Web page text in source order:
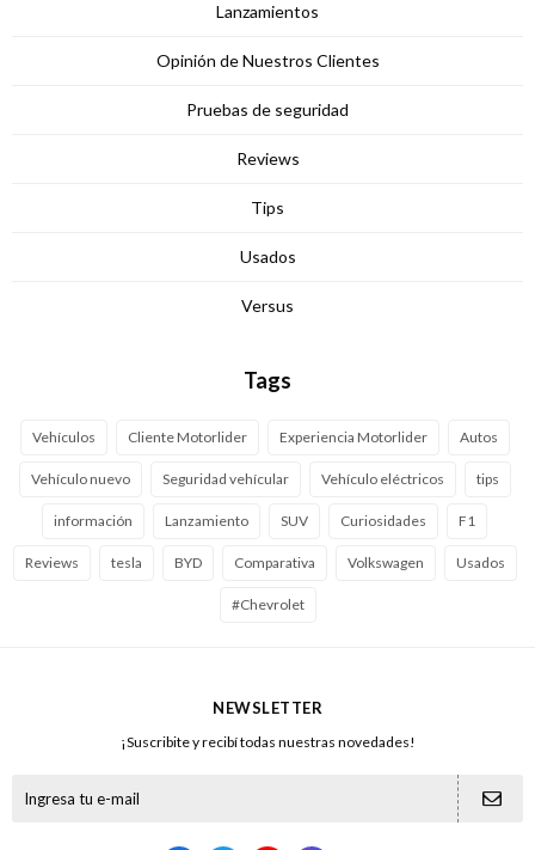
Lanzamientos
Opinión de Nuestros Clientes
Pruebas de seguridad
Reviews
Tips
Usados
Versus
Tags
Vehículos Cliente Motorlider Experiencia Motorlider Autos
Vehículo nuevo Seguridad vehícular Vehículo eléctricos tips
información Lanzamiento SUV Curiosidades F1
Reviews tesla BYD Comparativa Volkswagen Usados
#Chevrolet
NEWSLETTER
¡Suscribite y recibí todas nuestras novedades!